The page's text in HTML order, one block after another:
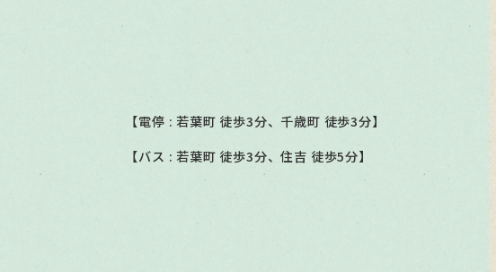
【電停 : 若葉町 徒歩3分、千歳町 徒歩3分】
【バス : 若葉町 徒歩3分、住吉 徒歩5分】